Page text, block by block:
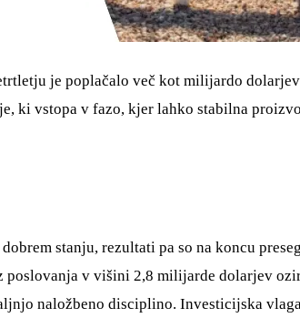
je poplačalo več kot milijardo
ki vstopa v fazo, kjer lahko stabilna
stanju, rezultati pa so na koncu
v višini 2,8 milijarde dolarjev
naložbeno disciplino. Investicijska